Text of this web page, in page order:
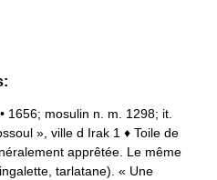
1656; mosulin n. m. 1298; it.
», ville d Irak 1 ♦ Toile de
apprêtée. Le même
tarlatane). « Une